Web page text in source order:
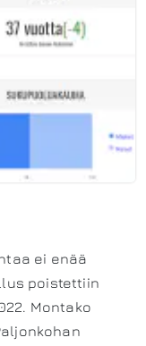
ei enää
poistettiin
Montako